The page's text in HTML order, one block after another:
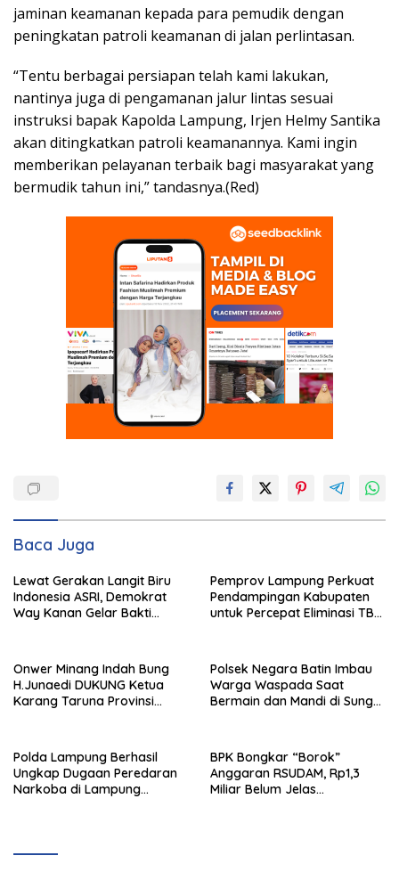
jaminan keamanan kepada para pemudik dengan
peningkatan patroli keamanan di jalan perlintasan.
“Tentu berbagai persiapan telah kami lakukan,
nantinya juga di pengamanan jalur lintas sesuai
instruksi bapak Kapolda Lampung, Irjen Helmy Santika
akan ditingkatkan patroli keamanannya. Kami ingin
memberikan pelayanan terbaik bagi masyarakat yang
bermudik tahun ini,” tandasnya.(Red)
Baca Juga
Lewat Gerakan Langit Biru
Indonesia ASRI, Demokrat
Way Kanan Gelar Bakti
Pemprov Lampung Perkuat
Pendampingan Kabupaten
untuk Percepat Eliminasi TBC
Onwer Minang Indah Bung
H.Junaedi DUKUNG Ketua
Karang Taruna Provinsi
Polsek Negara Batin Imbau
Warga Waspada Saat
Bermain dan Mandi di Sungai
Polda Lampung Berhasil
Ungkap Dugaan Peredaran
Narkoba di Lampung
BPK Bongkar “Borok”
Anggaran RSUDAM, Rp1,3
Miliar Belum Jelas